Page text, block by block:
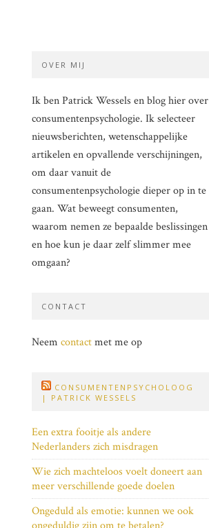
OVER MIJ
Ik ben Patrick Wessels en blog hier over
consumentenpsychologie. Ik selecteer
nieuwsberichten, wetenschappelijke
artikelen en opvallende verschijningen,
om daar vanuit de
consumentenpsychologie dieper op in te
gaan. Wat beweegt consumenten,
waarom nemen ze bepaalde beslissingen
en hoe kun je daar zelf slimmer mee
omgaan?
CONTACT
Neem contactmet me op
CONSUMENTENPSYCHOLOOG
| PATRICK WESSELS
Een extra fooitje als andere
Nederlanders zich misdragen
Wie zich machteloos voelt doneert aan
meer verschillende goede doelen
Ongeduld als emotie: kunnen we ook